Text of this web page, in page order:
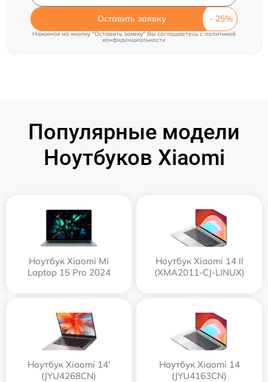
Оставить заявку
Нажимая на кнопку "Оставить заявку" Вы соглашаетесь cполитикой
конфиденциальности
Популярные модели
Ноутбуков Xiaomi
Ноутбук Xiaomi Mi
Laptop 15 Pro 2024
Ноутбук Xiaomi 14 II
(XMA2011-CJ-LINUX)
Ноутбук Xiaomi 14'
(JYU4268CN)
Ноутбук Xiaomi 14
(JYU4163CN)